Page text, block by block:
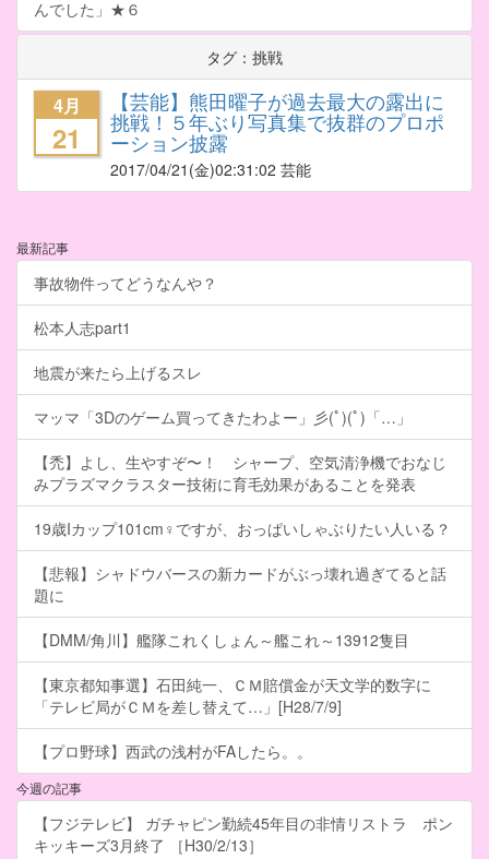
んでした」★６
タグ：挑戦
4月
21
【芸能】熊田曜子が過去最大の露出に
挑戦！５年ぶり写真集で抜群のプロポ
ーション披露
2017/04/21 (金)02:31:02 芸能
最新記事
事故物件ってどうなんや？
松本人志part1
地震が来たら上げるスレ
マッマ「3Dのゲーム買ってきたわよー」彡(ﾟ)(ﾟ)「…」
【禿】よし、生やすぞ〜！ シャープ、空気清浄機でおなじ
みプラズマクラスター技術に育毛効果があることを発表
19歳Iカップ101cm♀ですが、おっぱいしゃぶりたい人いる？
【悲報】シャドウバースの新カードがぶっ壊れ過ぎてると話
題に
【DMM/角川】艦隊これくしょん～艦これ～13912隻目
【東京都知事選】石田純一、ＣＭ賠償金が天文学的数字に
「テレビ局がＣＭを差し替えて…」[H28/7/9]
【プロ野球】西武の浅村がFAしたら。。
今週の記事
【フジテレビ】 ガチャピン勤続45年目の非情リストラ ポン
キッキーズ3月終了 ［H30/2/13］